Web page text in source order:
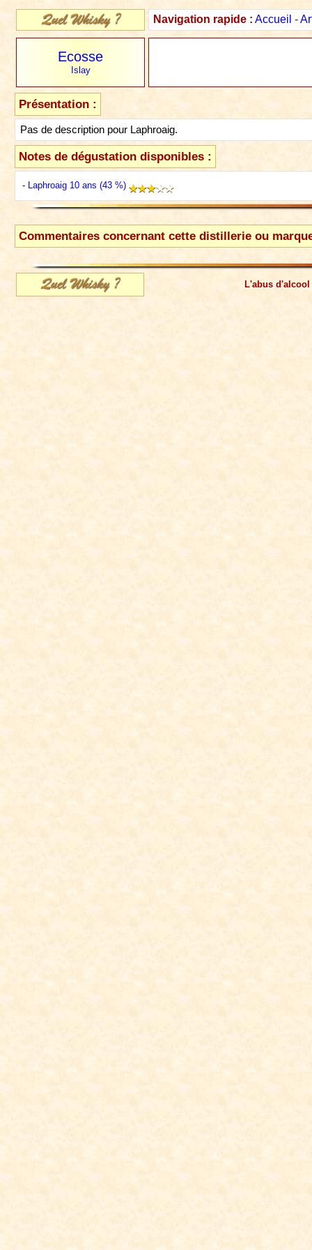
Navigation rapide : Accueil -
Ecosse
Islay
Présentation :
Pas de description pour Laphroaig.
Notes de dégustation disponibles :
- Laphroaig 10 ans (43 %)
Commentaires concernant cette distillerie ou
L'abus